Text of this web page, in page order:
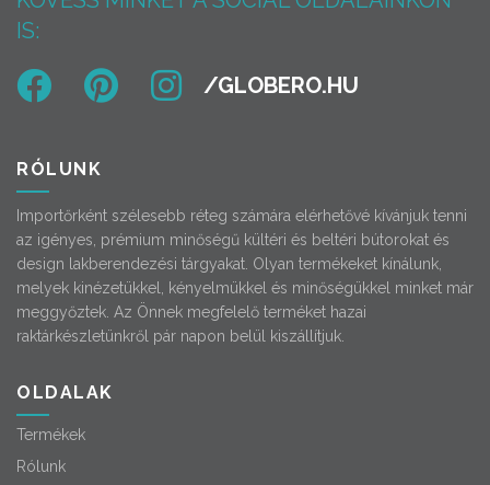
IS:
RÓLUNK
Importőrként szélesebb réteg számára elérhetővé kívánjuk tenni
az igényes, prémium minőségű kültéri és beltéri bútorokat és
design lakberendezési tárgyakat. Olyan termékeket kínálunk,
melyek kinézetükkel, kényelmükkel és minőségükkel minket már
meggyőztek. Az Önnek megfelelő terméket hazai
raktárkészletünkről pár napon belül kiszállítjuk.
OLDALAK
Termékek
Rólunk